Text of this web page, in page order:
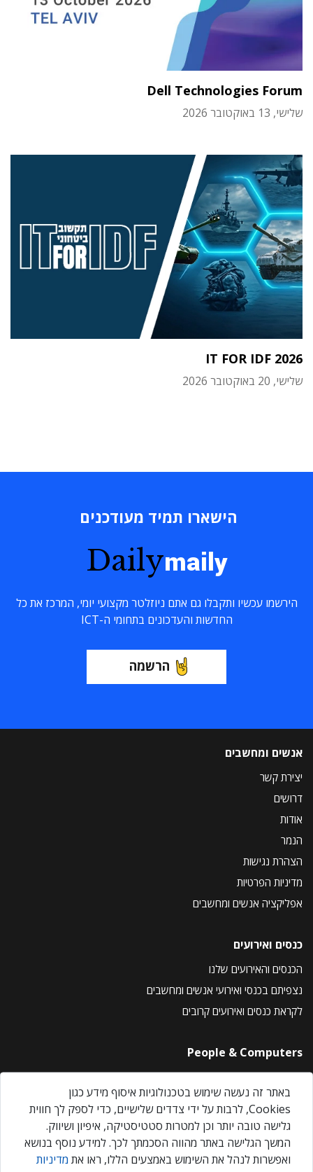
Dell Technologies Forum
שלישי, 13 באוקטובר 2026
IT FOR IDF 2026
שלישי, 20 באוקטובר 2026
הישארו תמיד מעודכנים
Dailymaily
הירשמו עכשיו ותקבלו גם אתם ניוזלטר מקצועי יומי, המרכז את כל
החדשות והעדכונים בתחומי ה-ICT
הרשמה
אנשים ומחשבים
יצירת קשר
דרושים
אודות
הנמר
הצהרת נגישות
מדיניות הפרטיות
אפליקציה אנשים ומחשבים
כנסים ואירועים
הכנסים והאירועים שלנו
נצפיתם בכנסי ואירועי אנשים ומחשבים
לקראת כנסים ואירועים קרובים
People & Computers
About Us
Privacy Policy
Contact Us
Our Events
באתר זה נעשה שימוש בטכנולוגיות איסוף מידע כגון
Cookies, לרבות על ידי צדדים שלישיים, כדי לספק לך חווית
גלישה טובה יותר וכן למטרות סטטיסטיקה, איפיון ושיווק.
המשך הגלישה באתר מהווה הסכמתך לכך. למידע נוסף בנושא
ואפשרות לנהל את השימוש באמצעים הללו, ראו את מדיניות